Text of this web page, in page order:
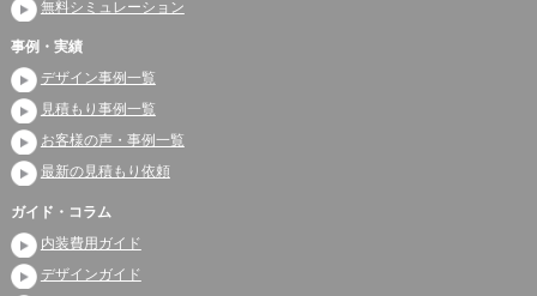
無料シミュレーション
事例・実績
デザイン事例一覧
見積もり事例一覧
お客様の声・事例一覧
最新の見積もり依頼
ガイド・コラム
内装費用ガイド
デザインガイド